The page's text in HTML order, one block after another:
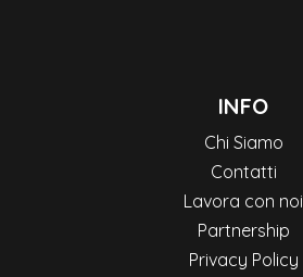
INFO
Chi Siamo
Contatti
Lavora con noi
Partnership
Privacy Policy